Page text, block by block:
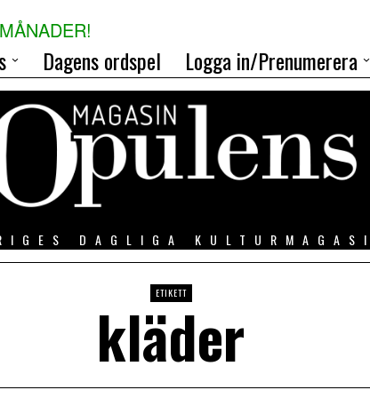
Dagens ordspel Logga in/Prenumerera
DAGLIGA
ETIKETT
kläder